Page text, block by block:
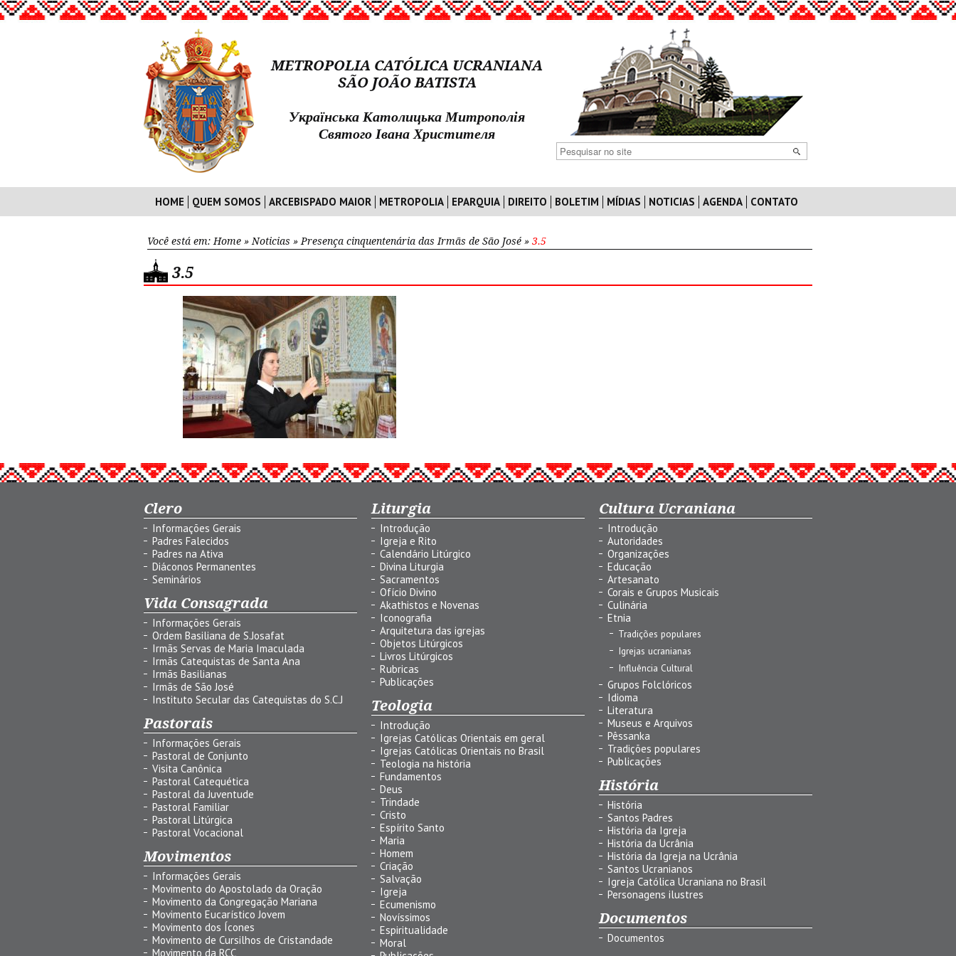
METROPOLIA CATÓLICA UCRANIANA
SÃO JOÃO BATISTA
Українська Католицька Митрополія
Святого Івана Христителя
HOME QUEM SOMOS ARCEBISPADO MAIOR METROPOLIA EPARQUIA DIREITO BOLETIM MÍDIAS NOTICIAS AGENDA CONTATO
Você está em: Home » Noticias » Presença cinquentenária das Irmãs de São José » 3.5
3.5
Clero
Informações Gerais
Padres Falecidos
Padres na Ativa
Diáconos Permanentes
Seminários
Vida Consagrada
Informações Gerais
Ordem Basiliana de S.Josafat
Irmãs Servas de Maria Imaculada
Irmãs Catequistas de Santa Ana
Irmãs Basilianas
Irmãs de São José
Instituto Secular das Catequistas do S.C.J
Pastorais
Informações Gerais
Pastoral de Conjunto
Visita Canônica
Pastoral Catequética
Pastoral da Juventude
Pastoral Familiar
Pastoral Litúrgica
Pastoral Vocacional
Movimentos
Informações Gerais
Movimento do Apostolado da Oração
Movimento da Congregação Mariana
Movimento Eucarístico Jovem
Movimento dos Ícones
Movimento de Cursilhos de Cristandade
Movimento da RCC
Liturgia
Introdução
Igreja e Rito
Calendário Litúrgico
Divina Liturgia
Sacramentos
Ofício Divino
Akathistos e Novenas
Iconografia
Arquitetura das igrejas
Objetos Litúrgicos
Livros Litúrgicos
Rubricas
Publicações
Teologia
Introdução
Igrejas Católicas Orientais em geral
Igrejas Católicas Orientais no Brasil
Teologia na história
Fundamentos
Deus
Trindade
Cristo
Espírito Santo
Maria
Homem
Criação
Salvação
Igreja
Ecumenismo
Novíssimos
Espiritualidade
Moral
Cultura Ucraniana
Introdução
Autoridades
Organizações
Educação
Artesanato
Corais e Grupos Musicais
Culinária
Etnia
Tradições populares
Igrejas ucranianas
Influência Cultural
Grupos Folclóricos
Idioma
Literatura
Museus e Arquivos
Pêssanka
Tradições populares
Publicações
História
História
Santos Padres
História da Igreja
História da Ucrânia
História da Igreja na Ucrânia
Santos Ucranianos
Igreja Católica Ucraniana no Brasil
Personagens ilustres
Documentos
Documentos